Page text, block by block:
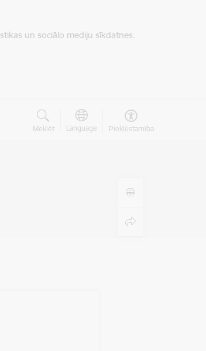
un sociālo mediju sīkdatnes.
Meklēt Language Piekļūstamība